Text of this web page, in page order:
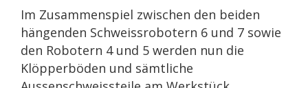
Im Zusammenspiel zwischen den beiden
hängenden Schweissrobotern 6 und 7 sowie
den Robotern 4 und 5 werden nun die
Klöpperböden und sämtliche